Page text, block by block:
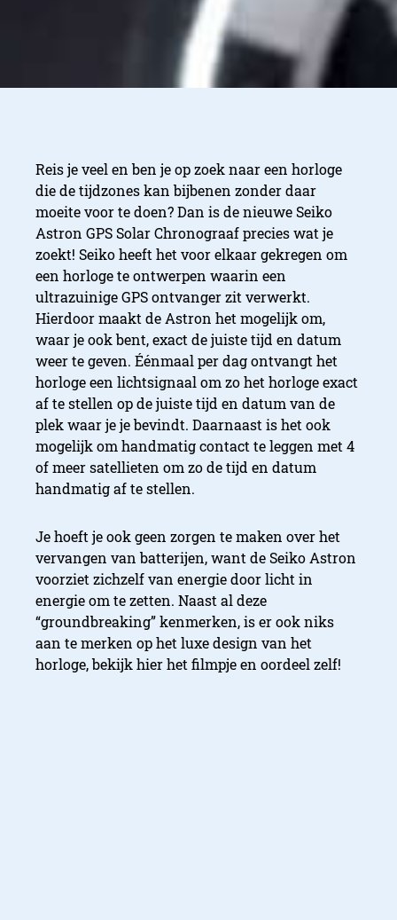
Reis je veel en ben je op zoek naar een horloge
die de tijdzones kan bijbenen zonder daar
moeite voor te doen? Dan is de nieuwe Seiko
Astron GPS Solar Chronograaf precies wat je
zoekt! Seiko heeft het voor elkaar gekregen om
een horloge te ontwerpen waarin een
ultrazuinige GPS ontvanger zit verwerkt.
Hierdoor maakt de Astron het mogelijk om,
waar je ook bent, exact de juiste tijd en datum
weer te geven. Éénmaal per dag ontvangt het
horloge een lichtsignaal om zo het horloge exact
af te stellen op de juiste tijd en datum van de
plek waar je je bevindt. Daarnaast is het ook
mogelijk om handmatig contact te leggen met 4
of meer satellieten om zo de tijd en datum
handmatig af te stellen.
Je hoeft je ook geen zorgen te maken over het
vervangen van batterijen, want de Seiko Astron
voorziet zichzelf van energie door licht in
energie om te zetten. Naast al deze
“groundbreaking” kenmerken, is er ook niks
aan te merken op het luxe design van het
horloge, bekijk hier het filmpje en oordeel zelf!